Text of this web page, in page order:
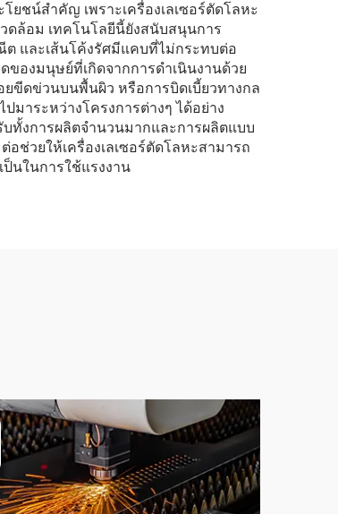
ชน์สำคัญ เพราะเครื่องเลเซอร์ตัดโลหะ
ดล้อม เทคโนโลยีนี้ยังสนับสนุนการ
และเส้นโค้งรัศมีแคบที่ไม่กระทบต่อ
ของมนุษย์ที่เกิดจากการดำเนินงานด้วย
ขีดข่วนบนพื้นผิว หรือการบิดเบี้ยวทางกล
มาระหว่างโครงการต่างๆ ได้อย่าง
ทั้งการผลิตจำนวนมากและการผลิตแบบ
ช่วยให้เครื่องเลเซอร์ตัดโลหะสามารถ
นในการใช้แรงงาน